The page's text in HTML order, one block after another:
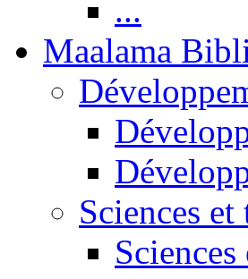
...
Maalama
Sciences